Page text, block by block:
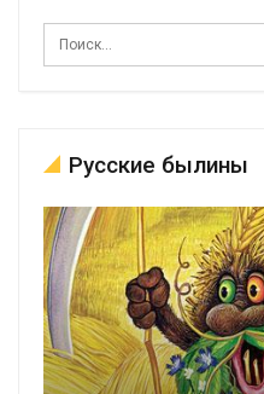
Русские былины